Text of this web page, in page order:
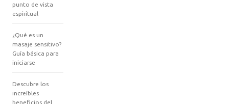
punto de vista
espiritual
¿Qué es un
masaje sensitivo?
Guía básica para
iniciarse
Descubre los
increíbles
beneficios del